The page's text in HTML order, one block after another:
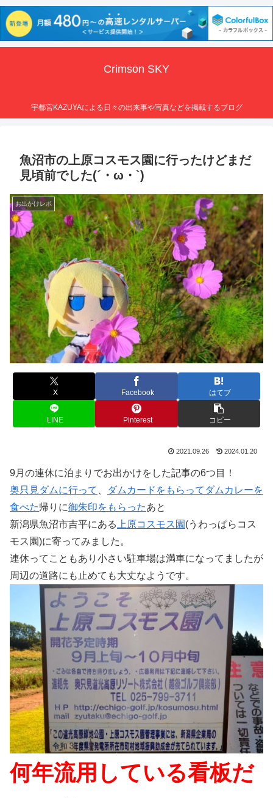
Crimson SKY
宇都宮KAZUYAによる日々の出来事や写真などを掲載するブログ
魚沼市の上原コスモス園に行ったけどまだ
見頃前でした(´・ω・`)
お出かけレポ
X Facebook はてブ
LINE Pinterest コピー
2021.09.26 2024.01.20
9月の連休に泊まりでお出かけをした記事の6つ目！
奥只見ダムに行って
ダムカードをもらってダムカレーを
食べた帰りに御朱印をもらったあと
新潟県魚沼市吉平にある 上原コスモス園 (うわっぱらコス
モス園)に寄ってみました。
連休ってこともあり小さい駐車場は満車になってましたが
周辺の道路にも止めても大丈なようです。
何年流用している看板だ